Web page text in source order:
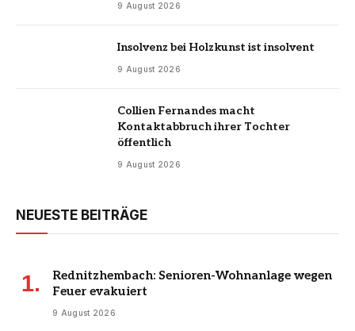
9 August 2026
Insolvenz bei Holzkunst ist insolvent
9 August 2026
Collien Fernandes macht
Kontaktabbruch ihrer Tochter
öffentlich
9 August 2026
NEUESTE BEITRÄGE
Rednitzhembach: Senioren-Wohnanlage wegen
Feuer evakuiert
9 August 2026